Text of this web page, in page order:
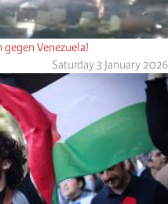
Venezuela!
Saturday 3 January 2026